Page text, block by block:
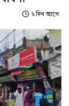
২ দিন আগে